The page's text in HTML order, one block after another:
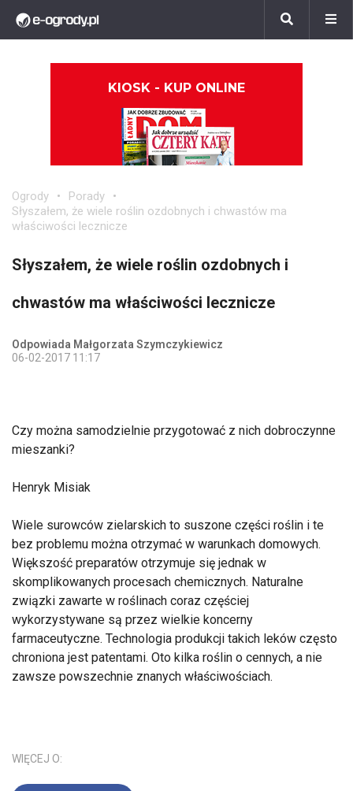
KIOSK - KUP ONLINE
Ogrody
Porady
Słyszałem, że wiele roślin ozdobnych i chwastów ma
właściwości lecznicze
Słyszałem, że wiele roślin ozdobnych i
chwastów ma właściwości lecznicze
Odpowiada Małgorzata Szymczykiewicz
06-02-2017 11:17
Czy można samodzielnie przygotować z nich dobroczynne
mieszanki?
Henryk Misiak
Wiele surowców zielarskich to suszone części roślin i te
bez problemu można otrzymać w warunkach domowych.
Większość preparatów otrzymuje się jednak w
skomplikowanych procesach chemicznych. Naturalne
związki zawarte w roślinach coraz częściej
wykorzystywane są przez wielkie koncerny
farmaceutyczne. Technologia produkcji takich leków często
chroniona jest patentami. Oto kilka roślin o cennych, a nie
zawsze powszechnie znanych właściwościach.
WIĘCEJ O: